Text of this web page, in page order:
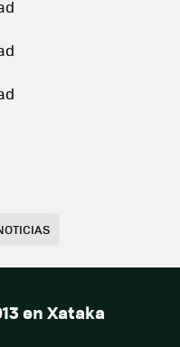
en Xataka